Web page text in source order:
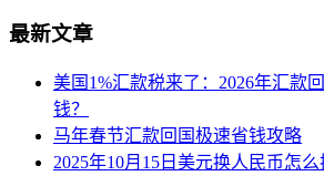
最新文章
美国1%汇款税来了：2026年汇款
钱？
马年春节汇款回国极速省钱攻略
2025年10月15日美元换人民币怎么